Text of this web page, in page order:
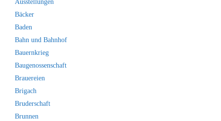
Ausstellungen
Bäcker
Baden
Bahn und Bahnhof
Bauernkrieg
Baugenossenschaft
Brauereien
Brigach
Bruderschaft
Brunnen